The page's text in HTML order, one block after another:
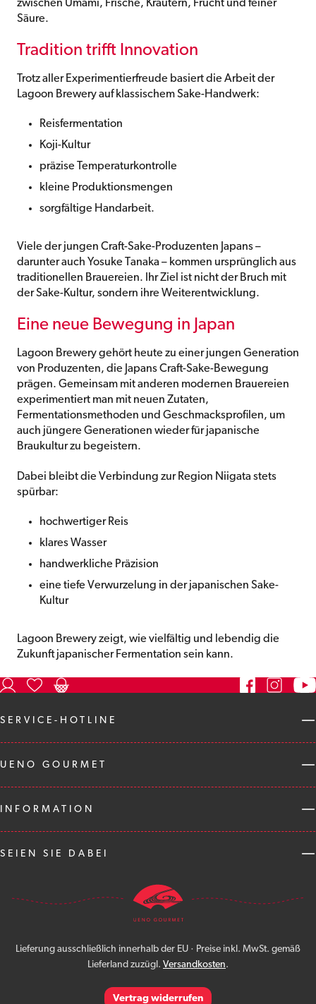
zwischen Umami, Frische, Kräutern, Frucht und feiner
Säure.
Tradition trifft Innovation
Trotz aller Experimentierfreude basiert die Arbeit der
Lagoon Brewery auf klassischem Sake-Handwerk:
Reisfermentation
Koji-Kultur
präzise Temperaturkontrolle
kleine Produktionsmengen
sorgfältige Handarbeit.
Viele der jungen Craft-Sake-Produzenten Japans –
darunter auch Yosuke Tanaka – kommen ursprünglich aus
traditionellen Brauereien. Ihr Ziel ist nicht der Bruch mit
der Sake-Kultur, sondern ihre Weiterentwicklung.
Eine neue Bewegung in Japan
Lagoon Brewery gehört heute zu einer jungen Generation
von Produzenten, die Japans Craft-Sake-Bewegung
prägen. Gemeinsam mit anderen modernen Brauereien
experimentiert man mit neuen Zutaten,
Fermentationsmethoden und Geschmacksprofilen, um
auch jüngere Generationen wieder für japanische
Braukultur zu begeistern.
Dabei bleibt die Verbindung zur Region Niigata stets
spürbar:
hochwertiger Reis
klares Wasser
handwerkliche Präzision
eine tiefe Verwurzelung in der japanischen Sake-
Kultur
Lagoon Brewery zeigt, wie vielfältig und lebendig die
Zukunft japanischer Fermentation sein kann.
SERVICE-HOTLINE
UENO GOURMET
INFORMATION
SEIEN SIE DABEI
Lieferung ausschließlich innerhalb der EU · Preise inkl. MwSt. gemäß
Lieferland zuzügl. Versandkosten.
Vertrag widerrufen